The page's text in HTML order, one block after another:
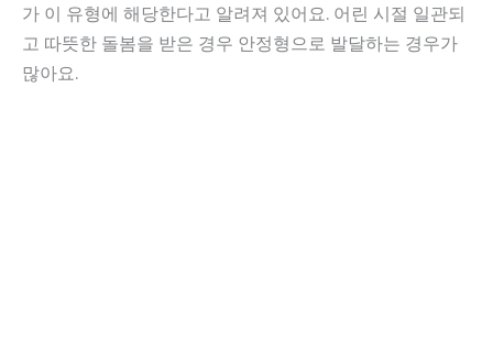
가 이 유형에 해당한다고 알려져 있어요. 어린 시절 일관되
고 따뜻한 돌봄을 받은 경우 안정형으로 발달하는 경우가
많아요.